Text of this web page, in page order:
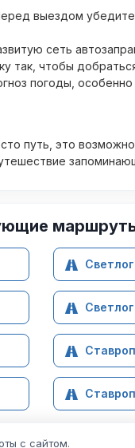
выездом
сеть
так, чтобы
погоды,
путь, это
с сайтом.